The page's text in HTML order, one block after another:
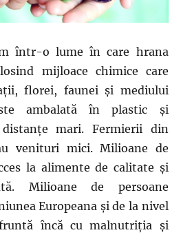
într-o lume în care hrana
mijloace chimice care
florei, faunei şi mediului
ambalată în plastic şi
mari. Fermierii din
venituri mici. Milioane de
la alimente de calitate şi
Milioane de persoane
Europeana şi de la nivel
încă cu malnutriţia şi